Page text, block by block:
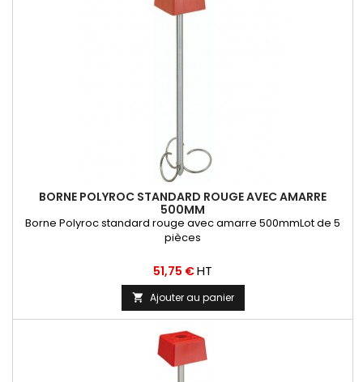
BORNE POLYROC STANDARD ROUGE AVEC AMARRE
500MM
Borne Polyroc standard rouge avec amarre 500mmLot de 5
pièces
Prix
51,75 €HT
 Ajouter au panier